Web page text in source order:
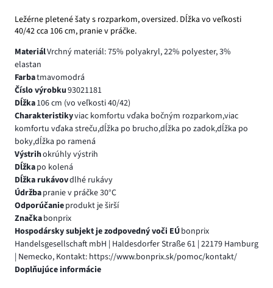
Ležérne pletené šaty s rozparkom, oversized. Dĺžka vo veľkosti
40/42 cca 106 cm, pranie v práčke.
MateriálVrchný materiál: 75% polyakryl, 22% polyester, 3%
elastan
Farbatmavomodrá
Číslo výrobku93021181
Dĺžka106 cm (vo veľkosti 40/42)
Charakteristikyviac komfortu vďaka bočným rozparkom,viac
komfortu vďaka streču,dĺžka po brucho,dĺžka po zadok,dĺžka po
boky,dĺžka po ramená
Výstrihokrúhly výstrih
Dĺžkapo kolená
Dĺžka rukávovdlhé rukávy
Údržbapranie v práčke 30°C
Odporúčanieprodukt je širší
Značkabonprix
Hospodársky subjekt je zodpovedný voči EÚbonprix
Handelsgesellschaft mbH | Haldesdorfer Straße 61 | 22179 Hamburg
| Nemecko, Kontakt: https://www.bonprix.sk/pomoc/kontakt/
Doplňujúce informácie